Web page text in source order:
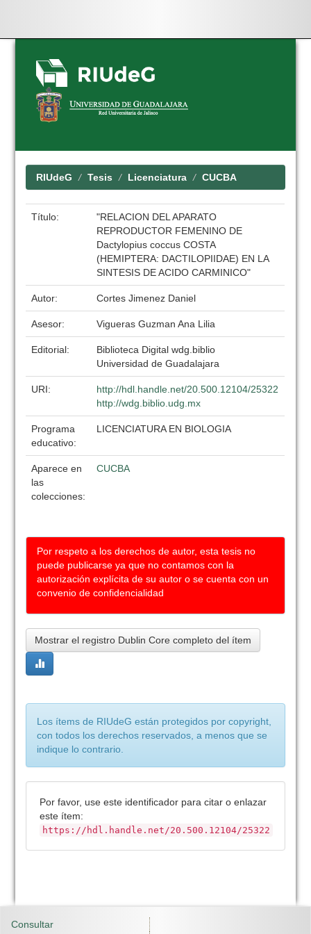
Skip
navigation
RIUdeG Tesis Licenciatura CUCBA
Título:
"RELACION DEL APARATO
REPRODUCTOR FEMENINO DE
Dactylopius coccus COSTA
(HEMIPTERA: DACTILOPIIDAE) EN LA
SINTESIS DE ACIDO CARMINICO"
Autor: Cortes Jimenez Daniel
Asesor: Vigueras Guzman Ana Lilia
Editorial:
Biblioteca Digital wdg.biblio
Universidad de Guadalajara
URI:
http://hdl.handle.net/20.500.12104/25322
http://wdg.biblio.udg.mx
Programa
educativo:
LICENCIATURA EN BIOLOGIA
Aparece en
las
colecciones:
CUCBA
Por respeto a los derechos de autor, esta tesis no
puede publicarse ya que no contamos con la
autorización explícita de su autor o se cuenta con un
convenio de confidencialidad
Mostrar el registro Dublin Core completo del ítem
Los ítems de RIUdeG están protegidos por copyright,
con todos los derechos reservados, a menos que se
indique lo contrario.
Por favor, use este identificador para citar o enlazar
este ítem:
https://hdl.handle.net/20.500.12104/25322
Consultar